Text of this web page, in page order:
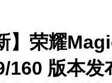
】荣耀
160 版本发